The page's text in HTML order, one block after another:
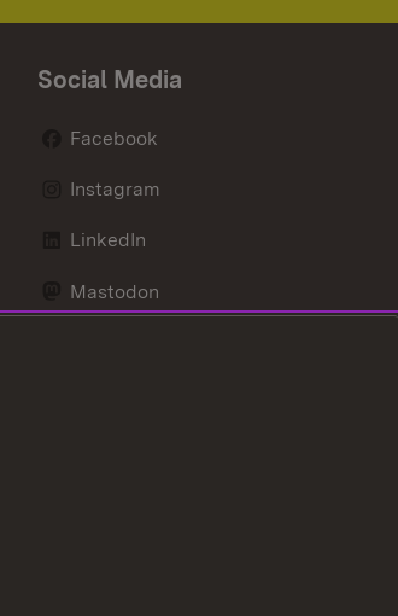
Social Media
Facebook
Instagram
LinkedIn
Mastodon